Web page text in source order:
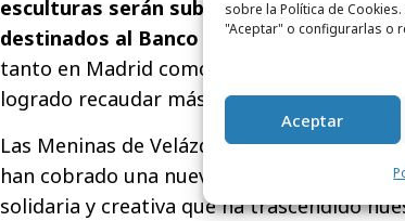
sobre la Política de
"Aceptar" o configurarlas o
Aceptar
esculturas serán subastadas y los
destinados al Banco de Alimentos. En
tanto en Madrid como en Andalucía,
logrado recaudar más de 500.000 euros
Las Meninas de Velázquez, imagen
han cobrado una nueva dimensión con
solidaria y creativa que ha trascendido